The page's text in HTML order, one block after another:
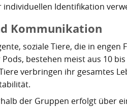
individuellen Identifikation
Kommunikation
soziale Tiere, die in engen
bestehen meist aus 10
verbringen ihr gesamtes
der Gruppen erfolgt über